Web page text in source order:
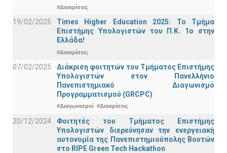
#Διακρίσεις
19/02/2025
Times Higher Education 2025: Το Τμήμα
Επιστήμης Υπολογιστών του Π.Κ. 1ο στην
Ελλάδα!
#Διακρίσεις
07/02/2025
Διάκριση φοιτητών του Τμήματος Επιστήμης
Υπολογιστών στον Πανελλήνιο
Πανεπιστημιακό Διαγωνισμό
Προγραμματισμού (GRCPC)
#Διαγωνισμοί #Διακρίσεις
20/12/2024
Φοιτητές του Τμήματος Επιστήμης
Υπολογιστών διερεύνησαν την ενεργειακή
αυτονομία της Πανεπιστημιούπολης Βουτών
στο RIPE Green Tech Hackathon